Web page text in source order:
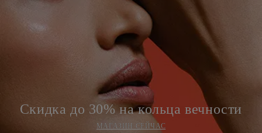
Скидка до 30% на кольца вечности
МАГАЗИН СЕЙЧАС